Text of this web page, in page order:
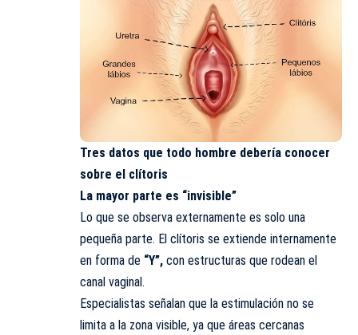
Tres datos que todo hombre debería conocer
sobre el clítoris
La mayor parte es “invisible”
Lo que se observa externamente es solo una
pequeña parte. El clítoris se extiende internamente
en forma de “Y”, con estructuras que rodean el
canal vaginal.
Especialistas señalan que la estimulación no se
limita a la zona visible, ya que áreas cercanas